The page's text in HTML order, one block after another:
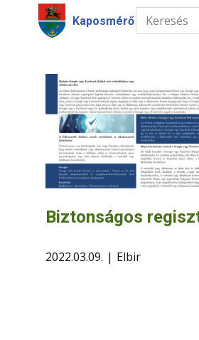
Kaposmérő
Hírek
Intézmények
Információk
Biztonságos
2022.03.09. Elbir